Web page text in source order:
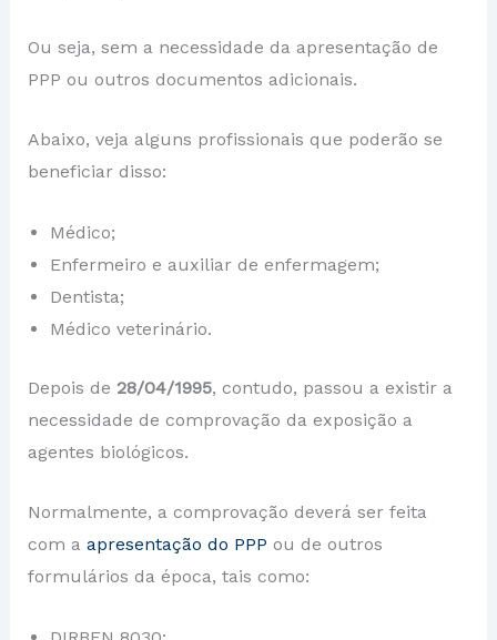
Ou seja, sem a necessidade da apresentação de
PPP ou outros documentos adicionais.
Abaixo, veja alguns profissionais que poderão se
beneficiar disso:
Médico;
Enfermeiro e auxiliar de enfermagem;
Dentista;
Médico veterinário.
Depois de 28/04/1995, contudo, passou a existir a
necessidade de comprovação da exposição a
agentes biológicos.
Normalmente, a comprovação deverá ser feita
com a apresentação do PPP ou de outros
formulários da época, tais como: